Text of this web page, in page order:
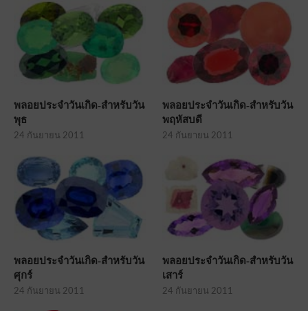
พลอยประจำวันเกิด-สำหรับวัน
พุธ
24 กันยายน 2011
พลอยประจำวันเกิด-สำหรับวัน
พฤหัสบดี
24 กันยายน 2011
พลอยประจำวันเกิด-สำหรับวัน
ศุกร์
24 กันยายน 2011
พลอยประจำวันเกิด-สำหรับวัน
เสาร์
24 กันยายน 2011